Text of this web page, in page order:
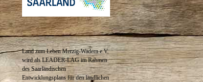
Land zum Leben Merzig-Wadern e.V.
wird als LEADER-LAG im Rahmen
des Saarländischen
Entwicklungsplans für den ländlichen